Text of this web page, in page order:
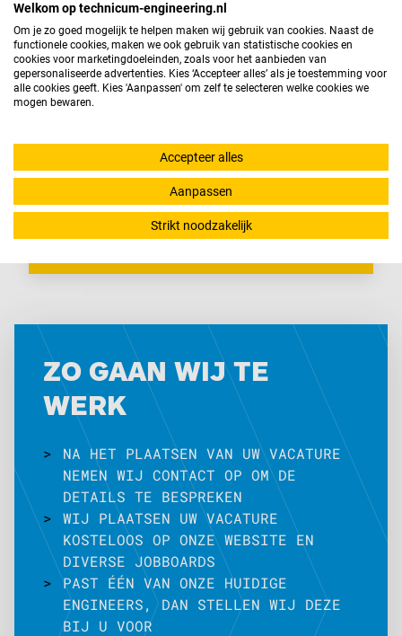
In onsprivacy statement kun je nalezen hoe jouw
gegevens worden verwerkt.
Tik de code over
Vernieuwen
ZO GAAN WIJ TE
WERK
>
NA HET PLAATSEN VAN UW VACATURE
NEMEN WIJ CONTACT OP OM DE
DETAILS TE BESPREKEN
>
WIJ PLAATSEN UW VACATURE
KOSTELOOS OP ONZE WEBSITE EN
DIVERSE JOBBOARDS
>
PAST ÉÉN VAN ONZE HUIDIGE
ENGINEERS, DAN STELLEN WIJ DEZE
BIJ U VOOR
Welkom op technicum-engineering.nl
Om je zo goed mogelijk te helpen maken wij gebruik van cookies. Naast de
functionele cookies, maken we ook gebruik van statistische cookies en
cookies voor marketingdoeleinden, zoals voor het aanbieden van
gepersonaliseerde advertenties. Kies ‘Accepteer alles’ als je toestemming voor
alle cookies geeft. Kies 'Aanpassen' om zelf te selecteren welke cookies we
mogen bewaren.
Accepteer alles
Aanpassen
Strikt noodzakelijk